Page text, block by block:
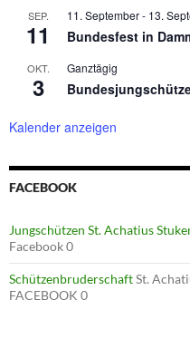
SEP.
11
11. September- 13.
Bundesfest in
OKT.
3
Ganztägig
Kalender anzeigen
FACEBOOK
Jungschützen St. Achatius
Facebook 0
SchützenbruderschaftSt.
FACEBOOK 0